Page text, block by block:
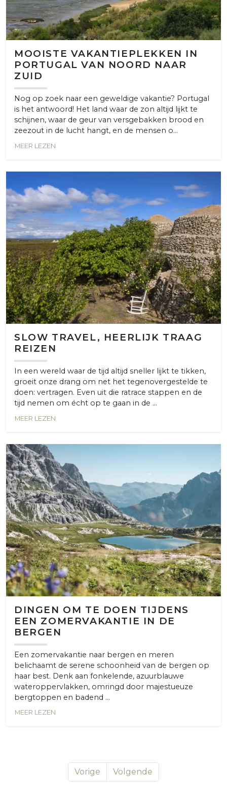
MOOISTE VAKANTIEPLEKKEN IN
PORTUGAL VAN NOORD NAAR
ZUID
Nog op zoek naar een geweldige vakantie? Portugal
is het antwoord! Het land waar de zon altijd lijkt te
schijnen, waar de geur van versgebakken brood en
zeezout in de lucht hangt, en de mensen o...
MEER LEZEN
SLOW TRAVEL, HEERLIJK TRAAG
REIZEN
In een wereld waar de tijd altijd sneller lijkt te tikken,
groeit onze drang om net het tegenovergestelde te
doen: vertragen. Even uit die ratrace stappen en de
tijd nemen om écht op te gaan in de ...
MEER LEZEN
DINGEN OM TE DOEN TIJDENS
EEN ZOMERVAKANTIE IN DE
BERGEN
Een zomervakantie naar bergen en meren
belichaamt de serene schoonheid van de bergen op
haar best. Denk aan fonkelende, azuurblauwe
wateroppervlakken, omringd door majestueuze
bergtoppen en badend ...
MEER LEZEN
Vorige Volgende